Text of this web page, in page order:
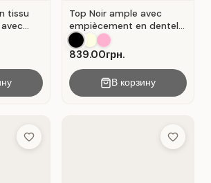
tissu
.
Top Noir ample avec
empiècement en dentelle
ajourée.
839.00грн.
В корзину
Add to Wish List Add to